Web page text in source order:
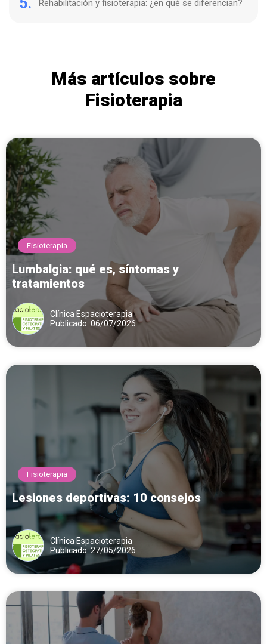
Rehabilitación y fisioterapia: ¿en qué se diferencian?
Más artículos sobre
Fisioterapia
Fisioterapia
Lumbalgia: qué es, síntomas y
tratamientos
Clínica Espacioterapia
Publicado: 06/07/2026
Fisioterapia
Lesiones deportivas: 10 consejos
Clínica Espacioterapia
Publicado: 27/05/2026